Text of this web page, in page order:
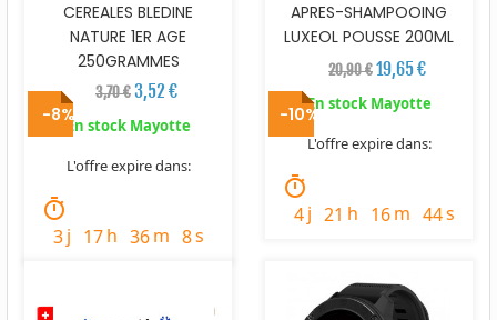
CEREALES BLEDINE
NATURE 1ER AGE
250GRAMMES
3,70 €3,52 €
En stock Mayotte
L'offre expire dans:
timer
3j 17h 36m 7s
APRES-SHAMPOOING
LUXEOL POUSSE 200ML
20,90 €19,65 €
En stock Mayotte
L'offre expire dans:
timer
4j 21 h 16m 43s
-8% -10%